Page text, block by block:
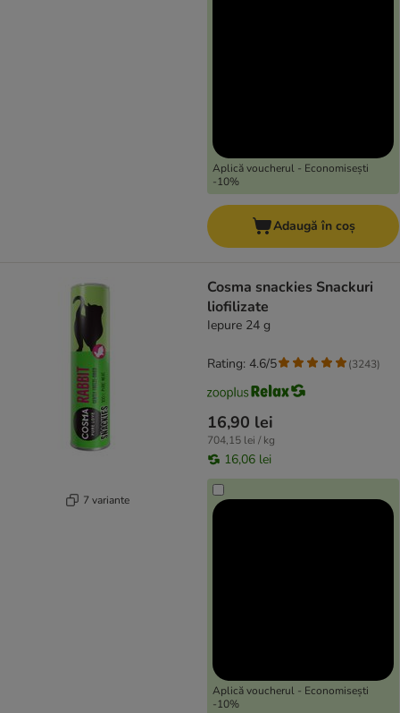
Aplică voucherul - Economisești
-10%
Adaugă în coș
7 variante
Cosma snackies Snackuri
liofilizate
Iepure 24 g
16,90 lei
704,15 lei / kg
16,06 lei
Aplică voucherul - Economisești
-10%
Rating: 4.6/5 (3243)